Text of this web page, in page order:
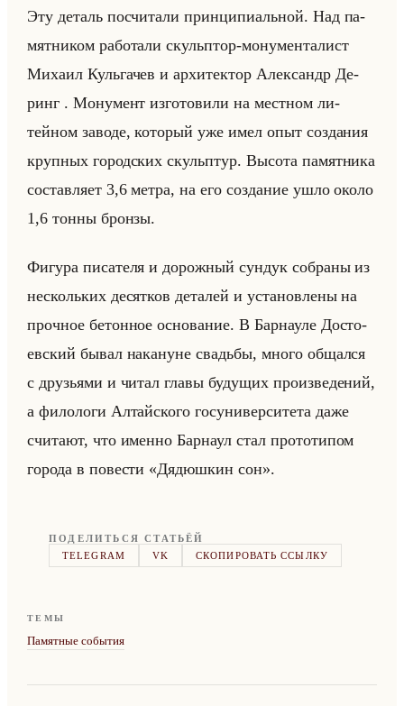
Эту де­таль по­счи­та­ли прин­ци­пи­альной. Над па­
мят­ни­ком ра­бо­та­ли скульптор-мо­ну­мен­та­лист
Ми­ха­ил Кульга­чев и ар­хи­тек­тор Алек­сандр Де­
ринг . Мо­ну­мент из­го­то­ви­ли на мест­ном ли­
тейном за­во­де, ко­то­рый уже имел опыт со­зда­ния
круп­ных го­род­ских скульп­тур. Вы­со­та па­мят­ни­ка
со­став­ля­ет 3,6 метра, на его со­зда­ние ушло около
1,6 тонны брон­зы.
Фи­гу­ра пи­са­те­ля и до­рож­ный сун­дук со­бра­ны из
нескольких де­сят­ков де­та­лей и уста­нов­ле­ны на
проч­ное бе­тон­ное ос­но­ва­ние. В Бар­нау­ле До­сто­
ев­ский бывал на­ка­нуне сва­дьбы, много об­щал­ся
с дру­зья­ми и читал главы бу­ду­щих про­из­ве­де­ний,
а фи­ло­ло­ги Ал­тайско­го го­су­ни­вер­си­те­та даже
счи­та­ют, что имен­но Бар­на­ул стал про­то­ти­пом
го­ро­да в по­ве­сти «Дядюшкин сон».
ПОДЕЛИТЬСЯ СТАТЬЁЙ
TELEGRAM
VK СКОПИРОВАТЬ ССЫЛКУ
ТЕМЫ
Памятные события